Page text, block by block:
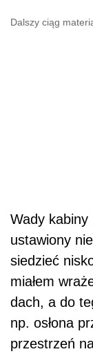
Dalszy ciąg
Wady
ustawiony
siedzieć
miałem
dach, a do
np. osłona
przestrzeń